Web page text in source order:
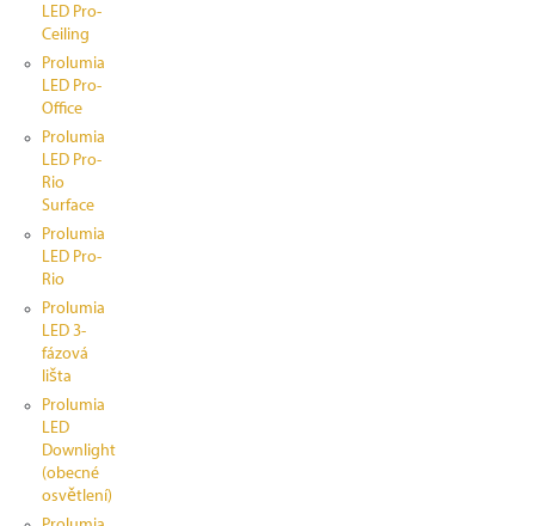
LED Pro-
Ceiling
Prolumia
LED Pro-
Office
Prolumia
LED Pro-
Rio
Surface
Prolumia
LED Pro-
Rio
Prolumia
LED 3-
fázová
lišta
Prolumia
LED
Downlight
(obecné
osvětlení)